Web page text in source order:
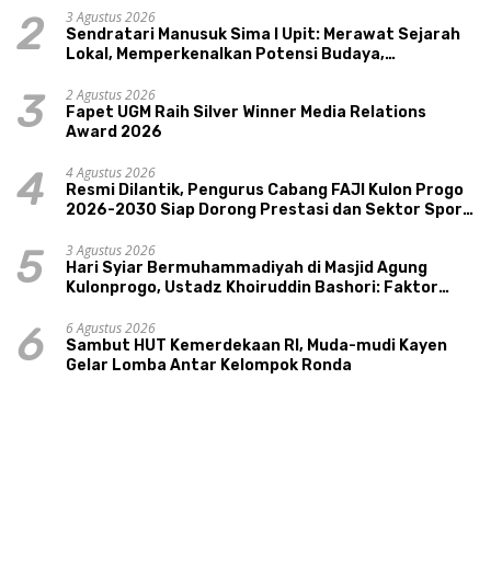
2
3 Agustus 2026
Sendratari Manusuk Sima I Upit: Merawat Sejarah
Lokal, Memperkenalkan Potensi Budaya,
3
2 Agustus 2026
Fapet UGM Raih Silver Winner Media Relations
Award 2026
4
4 Agustus 2026
Resmi Dilantik, Pengurus Cabang FAJI Kulon Progo
2026-2030 Siap Dorong Prestasi dan Sektor Sport
5
3 Agustus 2026
Hari Syiar Bermuhammadiyah di Masjid Agung
Kulonprogo, Ustadz Khoiruddin Bashori: Faktor
6
6 Agustus 2026
Sambut HUT Kemerdekaan RI, Muda-mudi Kayen
Gelar Lomba Antar Kelompok Ronda